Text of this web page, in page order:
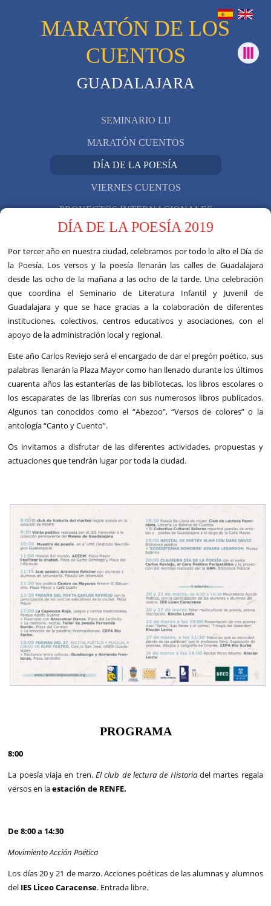
MARATÓN DE LOS
CUENTOS
GUADALAJARA
SEMINARIO LIJ
MARATÓN CUENTOS
DÍA DE LA POESÍA
VIERNES CUENTOS
PROYECTOS INTERNACIONALES
OTRAS INICIATIVAS
DÍA DE LA POESÍA 2019
Por tercer año en nuestra ciudad, celebramos por todo lo alto el Día de
la Poesía. Los versos y la poesía llenarán las calles de Guadalajara
desde las ocho de la mañana a las ocho de la tarde. Una celebración
que coordina el Seminario de Literatura Infantil y Juvenil de
Guadalajara y que se hace gracias a la colaboración de diferentes
instituciones, colectivos, centros educativos y asociaciones, con el
apoyo de la administración local y regional.
Este año Carlos Reviejo será el encargado de dar el pregón poético, sus
palabras llenarán la Plaza Mayor como han llenado durante los últimos
cuarenta años las estanterías de las bibliotecas, los libros escolares o
los escaparates de las librerías con sus numerosos libros publicados.
Algunos tan conocidos como el “Abezoo”, “Versos de colores” o la
antología “Canto y Cuento”.
Os invitamos a disfrutar de las diferentes actividades, propuestas y
actuaciones que tendrán lugar por toda la ciudad.
PROGRAMA
8:00
La poesía viaja en tren.El club de lectura de Historiadel martes regala
versos en laestación de RENFE.
De 8:00 a 14:30
Movimiento Acción Poética
Los días 20 y 21 de marzo. Acciones poéticas de las alumnas y alumnos
del IES Liceo Caracense. Entrada libre.